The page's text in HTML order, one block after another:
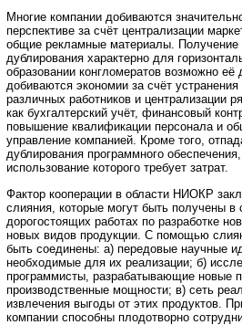
Многие компании добиваются
перспективе за счёт централизации
общие рекламные материалы. Получение
дублирования характерно для
образовании конгломератов возможно
добиваются экономии за счёт
различных работников и централизации
как бухгалтерский учёт, финансовый
повышение квалификации персонала и
управление компанией. Кроме того,
дублирования программного
использование которого требует затрат.
Фактор кооперации в области НИОКР
слияния, которые могут быть получены в
дорогостоящих работах по разработке
новых видов продукции. С помощью
быть соединены: а) передовые научные
необходимые для их реализации; б)
программисты, разрабатывающие новые
производственные мощности; в) сеть
извлечения выгоды от этих продуктов.
компании способны плодотворно